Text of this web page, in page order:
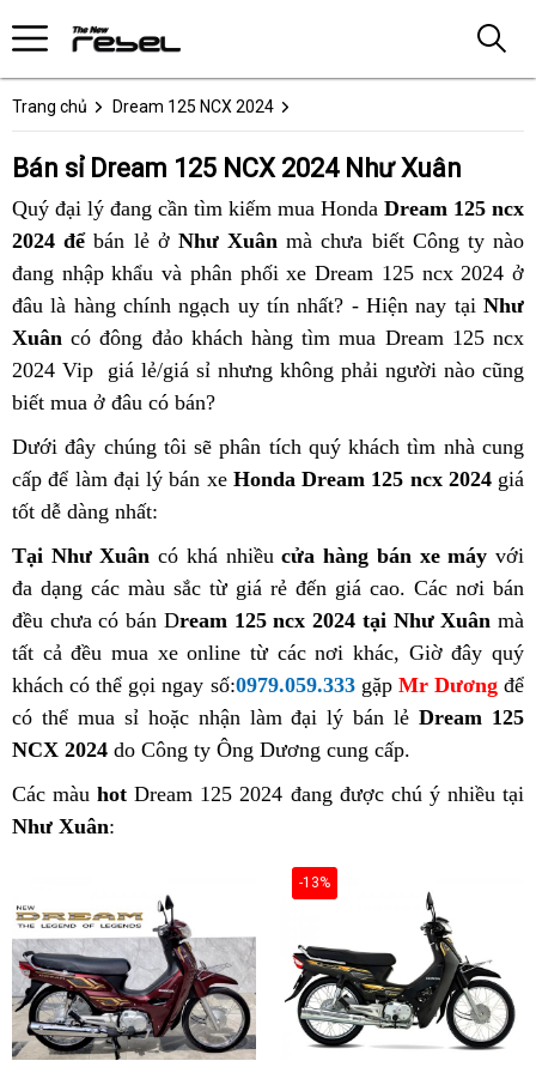
Trang chủ Dream 125 NCX 2024
Bán sỉ Dream 125 NCX 2024 Như Xuân
Quý đại lý đang cần tìm kiếm mua Honda Dream 125 ncx
2024 đểbán lẻ ởNhư Xuân mà chưa biết Công ty nào
đang nhập khẩu và phân phối xe Dream 125 ncx 2024 ở
đâu là hàng chính ngạch uy tín nhất? - Hiện nay tại Như
Xuân có đông đảo khách hàng tìm mua Dream 125 ncx
2024 Vip giá lẻ/giá sỉ nhưng không phải người nào cũng
biết mua ở đâu có bán?
Dưới đây chúng tôi sẽ phân tích quý khách tìm nhà cung
cấp để làm đại lý bán xe Honda Dream 125 ncx 2024giá
tốt dễ dàng nhất:
Tại Như Xuân có khá nhiềucửa hàng bán xe máy với
đa dạng các màu sắc từ giá rẻ đến giá cao. Các nơi bán
đều chưa có bán Dream 125 ncx 2024 tại Như Xuân mà
tất cả đều mua xe online từ các nơi khác, Giờ đây quý
khách có thể gọi ngay số:0979.059.333gặp Mr Dươngđể
có thể mua sỉ hoặc nhận làm đại lý bán lẻDream 125
NCX 2024 do Công ty Ông Dương cung cấp.
Các màuhot Dream 125 2024 đang được chú ý nhiều tại
Như Xuân:
-13%